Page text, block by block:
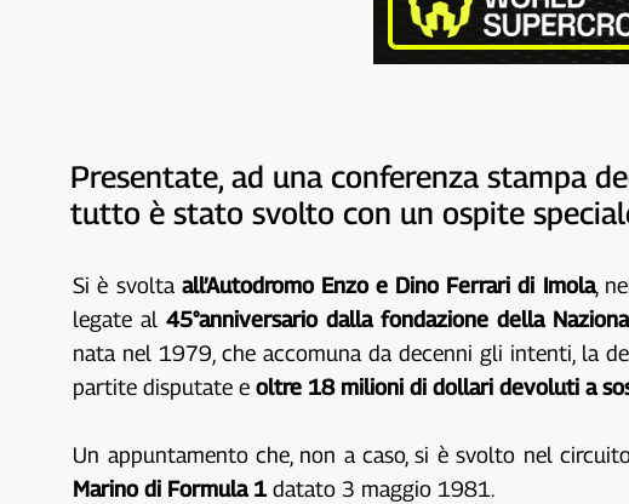
Presentate, ad una conferenza stampa
tutto è stato svolto con un ospite
Si è svolta all’Autodromo Enzo e Dino Ferrari di Imola,
legate al45°anniversario dalla fondazione della
nata nel 1979, che accomuna da decenni gli intenti, la
partite disputate eoltre 18 milioni di dollari devoluti a
Un appuntamento che, non a caso, si è svolto nel
Marino di Formula 1datato 3 maggio 1981.